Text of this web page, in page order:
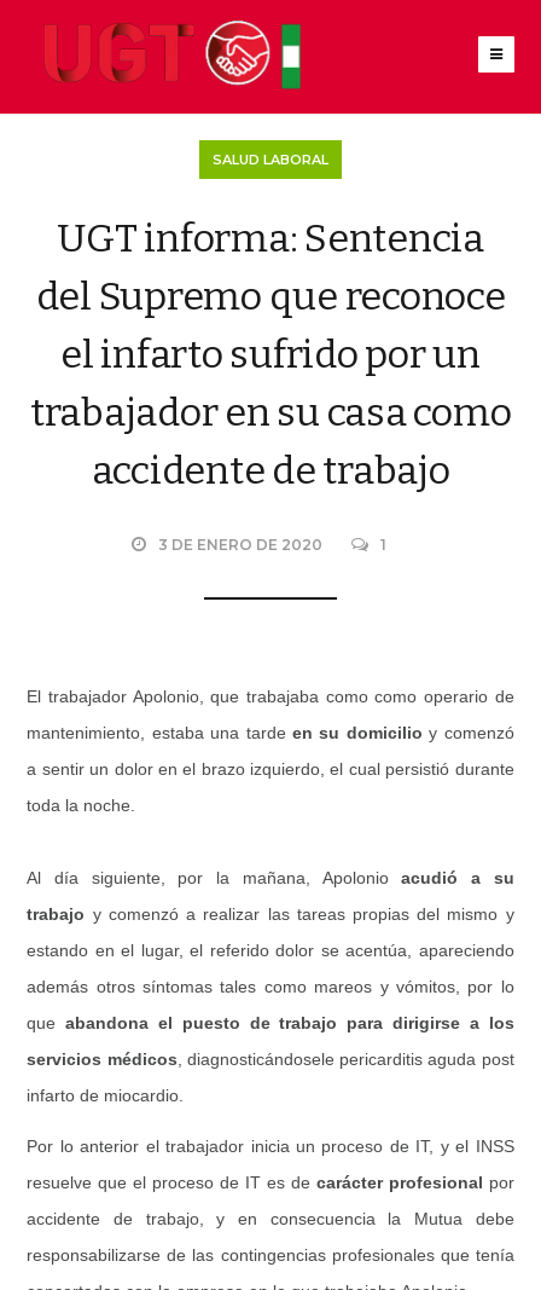
SALUD LABORAL
UGT informa: Sentencia
del Supremo que reconoce
el infarto sufrido por un
trabajador en su casa como
accidente de trabajo
3 DE ENERO DE 2020 1
El trabajador Apolonio, que trabajaba como como operario de
mantenimiento, estaba una tarde en su domicilio y comenzó
a sentir un dolor en el brazo izquierdo, el cual persistió durante
toda la noche.
Al día siguiente, por la mañana, Apolonioacudió a su
trabajo y comenzó a realizar las tareas propias del mismo y
estando en el lugar, el referido dolor se acentúa, apareciendo
además otros síntomas tales como mareos y vómitos, por lo
queabandona el puesto de trabajo para dirigirse a los
servicios médicos , diagnosticándosele pericarditis aguda post
infarto de miocardio.
Por lo anterior el trabajador inicia un proceso de IT, y el INSS
resuelve que el proceso de IT es de carácter profesional por
accidente de trabajo, y en consecuencia la Mutua debe
responsabilizarse de las contingencias profesionales que tenía